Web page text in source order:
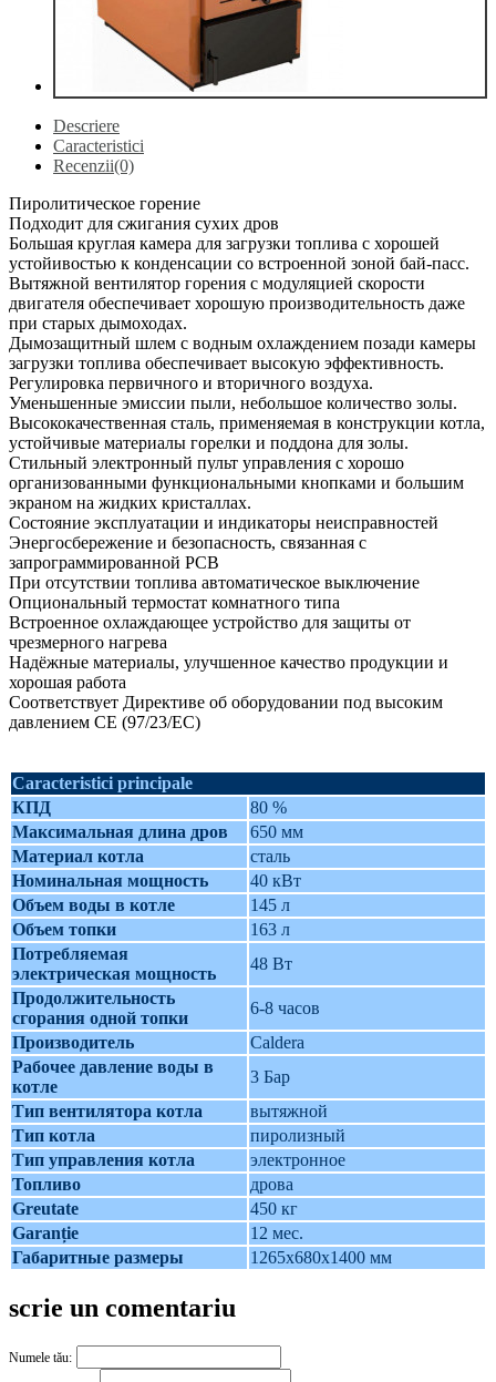
Descriere
Caracteristici
Recenzii(0)
Пиролитическое горение
Подходит для сжигания сухих дров
Большая круглая камера для загрузки топлива с хорошей
устойивостью к конденсации со встроенной зоной бай-пасс.
Вытяжной вентилятор горения с модуляцией скорости
двигателя обеспечивает хорошую производительность даже
при старых дымоходах.
Дымозащитный шлем с водным охлаждением позади камеры
загрузки топлива обеспечивает высокую эффективность.
Регулировка первичного и вторичного воздуха.
Уменьшенные эмиссии пыли, небольшое количество золы.
Высококачественная сталь, применяемая в конструкции котла,
устойчивые материалы горелки и поддона для золы.
Стильный электронный пульт управления с хорошо
организованными функциональными кнопками и большим
экраном на жидких кристаллах.
Состояние эксплуатации и индикаторы неисправностей
Энергосбережение и безопасность, связанная с
запрограммированной PCB
При отсутствии топлива автоматическое выключение
Опциональный термостат комнатного типа
Встроенное охлаждающее устройство для защиты от
чрезмерного нагрева
Надёжные материалы, улучшенное качество продукции и
хорошая работа
Соответствует Директиве об оборудовании под высоким
давлением СE (97/23/EC)
Caracteristici principale
КПД
80 %
Максимальная длина дров
650 мм
Материал котла
сталь
Номинальная мощность
40 кВт
Объем воды в котле
145 л
Объем топки
163 л
Потребляемая
электрическая мощность
48 Вт
Продолжительность
сгорания одной топки
6-8 часов
Производитель
Caldera
Рабочее давление воды в
котле
3 Бар
Тип вентилятора котла
вытяжной
Тип котла
пиролизный
Тип управления котла
электронное
Топливо
дрова
Greutate
450 кг
Garanție
12 мес.
Габаритные размеры
1265х680х1400 мм
scrie un comentariu
Numele tău: